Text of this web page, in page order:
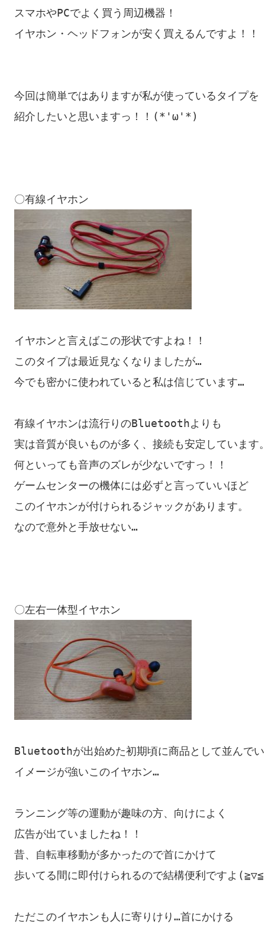
スマホやPCでよく買う周辺機器！
イヤホン・ヘッドフォンが安く買えるんですよ！！
今回は簡単ではありますが私が使っているタイプを
紹介したいと思いますっ！！(*'ω'*)
イヤホンと言えばこの形状ですよね！！
このタイプは最近見なくなりましたが…
今でも密かに使われていると私は信じています…
有線イヤホンは流行りのBluetoothよりも
実は音質が良いものが多く、接続も安定しています
何といっても音声のズレが少ないですっ！！
ゲームセンターの機体には必ずと言っていいほど
このイヤホンが付けられるジャックがあります。
なので意外と手放せない…
Bluetoothが出始めた初期頃に商品として並んで
イメージが強いこのイヤホン…
ランニング等の運動が趣味の方、向けによく
広告が出ていましたね！！
昔、自転車移動が多かったので首にかけて
歩いてる間に即付けられるので結構便利ですよ
ただこのイヤホンも人に寄りけり…首にかける